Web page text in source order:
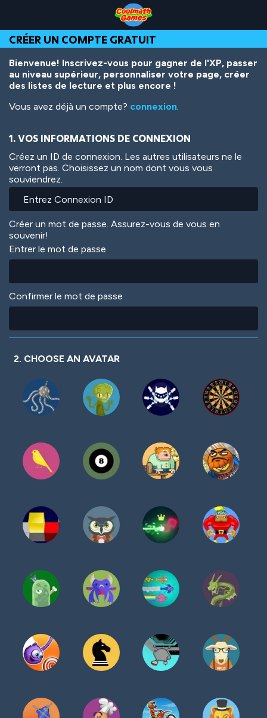
Top
of
Page
Navigation
Main
Content
Footer
contenu
principal
CRÉER UN COMPTE GRATUIT
Bienvenue! Inscrivez-vous pour gagner de l'XP, passer
au niveau supérieur, personnaliser votre page, créer
des listes de lecture et plus encore !
Vous avez déjà un compte? connexion.
1. VOS INFORMATIONS DE CONNEXION
Créez un ID de connexion. Les autres utilisateurs ne le
verront pas. Choisissez un nom dont vous vous
souviendrez.
Créer un mot de passe. Assurez-vous de vous en
souvenir!
Entrer le mot de passe
Confirmer le mot de passe
2. CHOOSE AN AVATAR